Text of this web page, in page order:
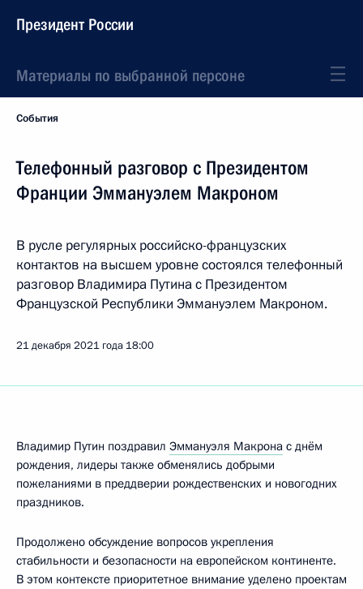
Президент России
Материалы по выбранной персоне
События
Телефонный разговор с Президентом
Франции Эммануэлем Макроном
В русле регулярных российско-французских
контактов на высшем уровне состоялся телефонный
разговор Владимира Путина с Президентом
Французской Республики Эммануэлем Макроном.
21 декабря 2021 года 18:00
Владимир Путин поздравил Эммануэля Макрона с днём
рождения, лидеры также обменялись добрыми
пожеланиями в преддверии рождественских и новогодних
праздников.
Продолжено обсуждение вопросов укрепления
стабильности и безопасности на европейском континенте.
В этом контексте приоритетное внимание уделено проектам